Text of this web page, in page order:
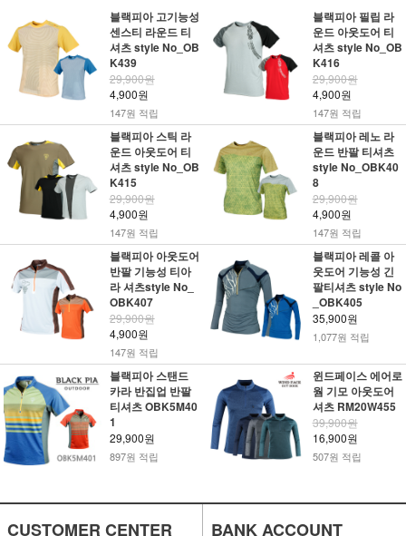
블랙피아 고기능성
센스티 라운드 티
셔츠 style No_OB
K439
29,900원
4,900원
147원 적립
블랙피아 필립 라
운드 아웃도어 티
셔츠 style No_OB
K416
29,900원
4,900원
147원 적립
블랙피아 스틱 라
운드 아웃도어 티
셔츠 style No_OB
K415
29,900원
4,900원
147원 적립
블랙피아 레노 라
운드 반팔 티셔츠
style No_OBK40
8
29,900원
4,900원
147원 적립
블랙피아 아웃도어
반팔 기능성 티아
라 셔츠style No_
OBK407
29,900원
4,900원
147원 적립
블랙피아 레콜 아
웃도어 기능성 긴
팔티셔츠 style No
_OBK405
35,900원
1,077원 적립
블랙피아 스탠드
카라 반집업 반팔
티셔츠 OBK5M40
1
29,900원
897원 적립
윈드페이스 에어로
웜 기모 아웃도어
셔츠 RM20W455
39,900원
16,900원
507원 적립
CUSTOMER CENTER BANK ACCOUNT